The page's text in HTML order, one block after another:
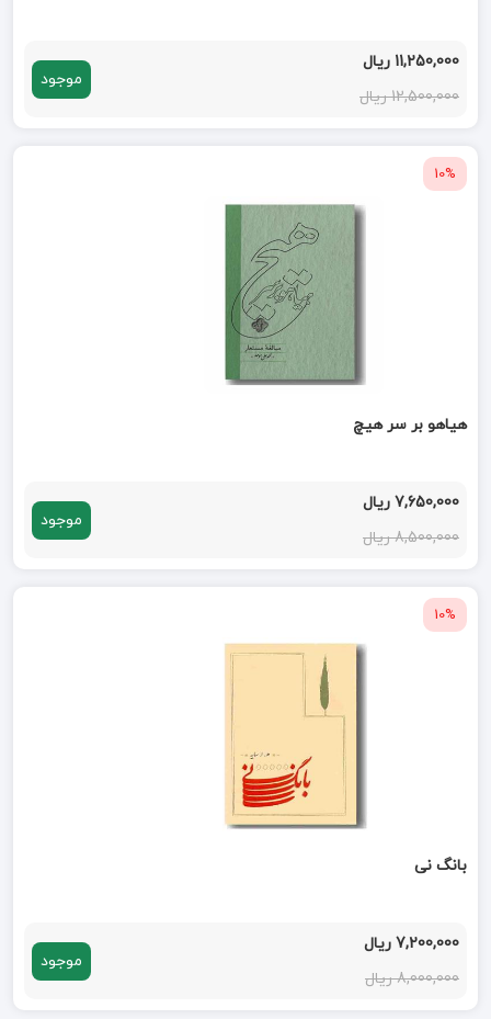
11,250,000 ریال
12,500,000 ریال
موجود
10%
هیاهو بر سر هیچ
7,650,000 ریال
8,500,000 ریال
موجود
10%
بانگ نی
7,200,000 ریال
8,000,000 ریال
موجود